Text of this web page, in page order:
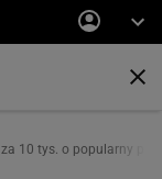
10 tys. o popularny